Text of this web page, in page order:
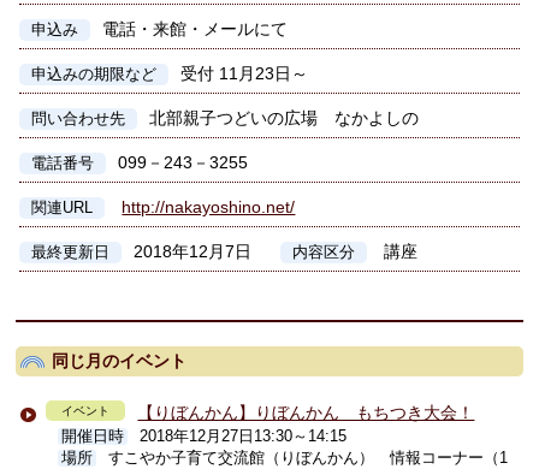
申込み 電話・来館・メールにて
申込みの期限など 受付 11月23日～
問い合わせ先 北部親子つどいの広場 なかよしの
電話番号 099－243－3255
関連URL http://nakayoshino.net/
最終更新日 2018年12月7日 内容区分 講座
同じ月のイベント
イベント 【りぼんかん】りぼんかん もちつき大会！
開催日時
2018年12月27日13:30～14:15
場所
すこやか子育て交流館（りぼんかん） 情報コーナー（1